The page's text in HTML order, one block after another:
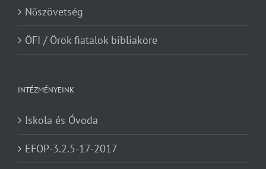
Nőszövetség
ÖFI / Örök fiatalok bibliaköre
INTÉZMÉNYEINK
Iskola és Óvoda
EFOP-3.2.5-17-2017